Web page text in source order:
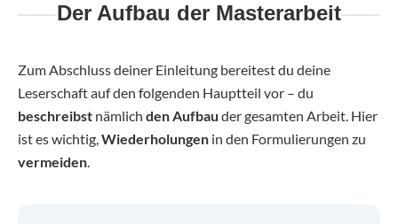
Der Aufbau der Masterarbeit
Zum Abschluss deiner Einleitung bereitest du deine
Leserschaft auf den folgenden Hauptteil vor – du
beschreibst nämlich den Aufbau der gesamten Arbeit. Hier
ist es wichtig,Wiederholungen in den Formulierungen zu
vermeiden.